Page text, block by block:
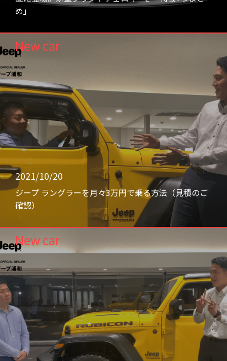
め」
New car
2021/10/20
ジープ ラングラーを月々3万円で乗る方法（見積のご
確認）
New car